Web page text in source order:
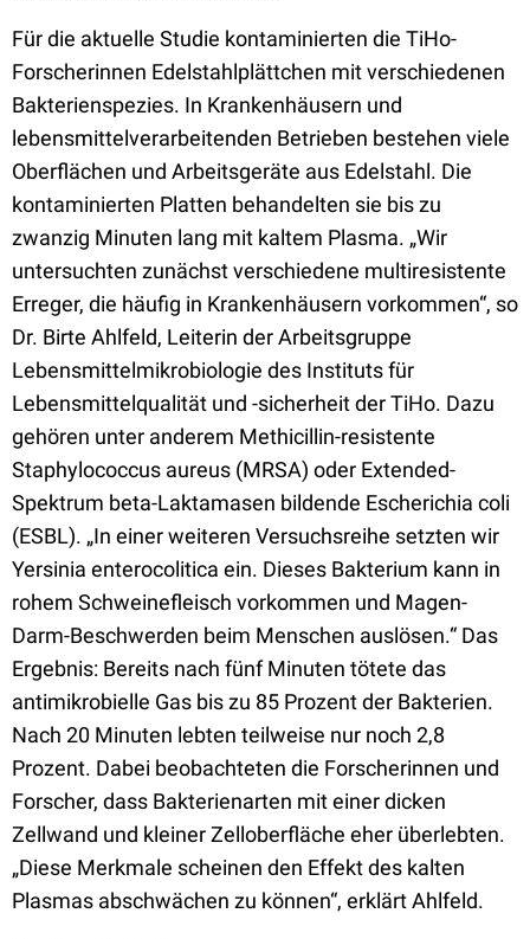
Für die aktuelle Studie kontaminierten die TiHo-
Forscherinnen Edelstahlplättchen mit verschiedenen
Bakterienspezies. In Krankenhäusern und
lebensmittelverarbeitenden Betrieben bestehen viele
Oberflächen und Arbeitsgeräte aus Edelstahl. Die
kontaminierten Platten behandelten sie bis zu
zwanzig Minuten lang mit kaltem Plasma. „Wir
untersuchten zunächst verschiedene multiresistente
Erreger, die häufig in Krankenhäusern vorkommen“, so
Dr. Birte Ahlfeld, Leiterin der Arbeitsgruppe
Lebensmittelmikrobiologie des Instituts für
Lebensmittelqualität und -sicherheit der TiHo. Dazu
gehören unter anderem Methicillin-resistente
Staphylococcus aureus (MRSA) oder Extended-
Spektrum beta-Laktamasen bildende Escherichia coli
(ESBL). „In einer weiteren Versuchsreihe setzten wir
Yersinia enterocolitica ein. Dieses Bakterium kann in
rohem Schweinefleisch vorkommen und Magen-
Darm-Beschwerden beim Menschen auslösen.“ Das
Ergebnis: Bereits nach fünf Minuten tötete das
antimikrobielle Gas bis zu 85 Prozent der Bakterien.
Nach 20 Minuten lebten teilweise nur noch 2,8
Prozent. Dabei beobachteten die Forscherinnen und
Forscher, dass Bakterienarten mit einer dicken
Zellwand und kleiner Zelloberfläche eher überlebten.
„Diese Merkmale scheinen den Effekt des kalten
Plasmas abschwächen zu können“, erklärt Ahlfeld.